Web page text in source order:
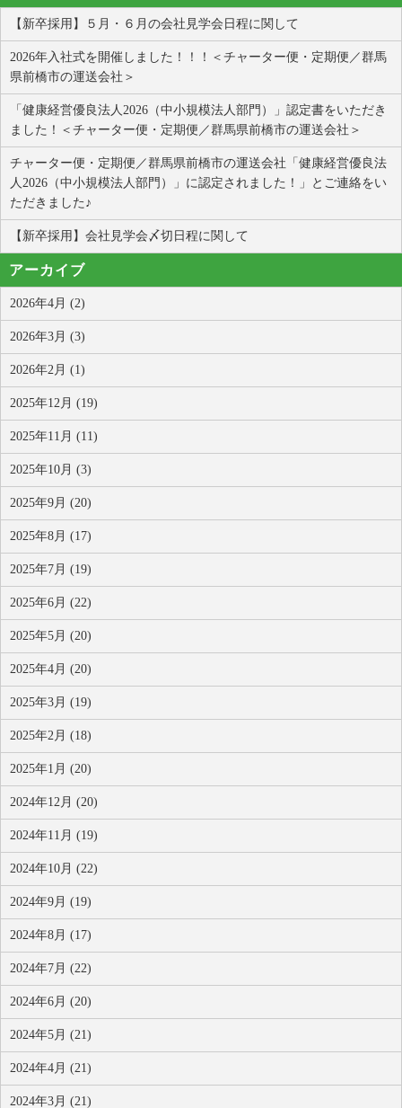
【新卒採用】５月・６月の会社見学会日程に関して
2026年入社式を開催しました！！！＜チャーター便・定期便／群馬
県前橋市の運送会社＞
「健康経営優良法人2026（中小規模法人部門）」認定書をいただき
ました！＜チャーター便・定期便／群馬県前橋市の運送会社＞
チャーター便・定期便／群馬県前橋市の運送会社「健康経営優良法
人2026（中小規模法人部門）」に認定されました！」とご連絡をい
ただきました♪
【新卒採用】会社見学会〆切日程に関して
アーカイブ
2026年4月 (2)
2026年3月 (3)
2026年2月 (1)
2025年12月 (19)
2025年11月 (11)
2025年10月 (3)
2025年9月 (20)
2025年8月 (17)
2025年7月 (19)
2025年6月 (22)
2025年5月 (20)
2025年4月 (20)
2025年3月 (19)
2025年2月 (18)
2025年1月 (20)
2024年12月 (20)
2024年11月 (19)
2024年10月 (22)
2024年9月 (19)
2024年8月 (17)
2024年7月 (22)
2024年6月 (20)
2024年5月 (21)
2024年4月 (21)
2024年3月 (21)